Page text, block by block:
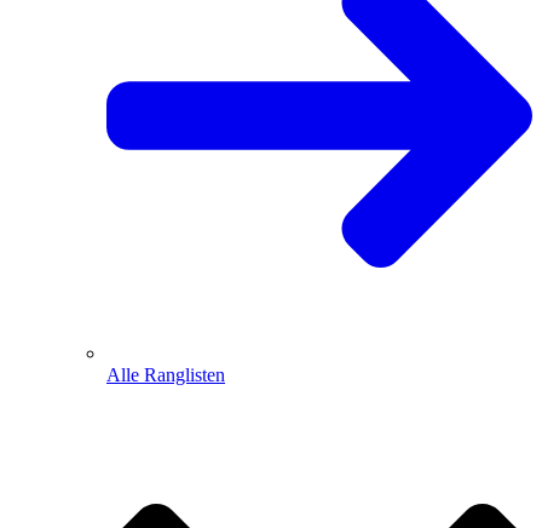
Alle Ranglisten